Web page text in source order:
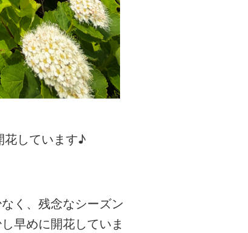
花しています♪
く、残念なシーズン
早めに開花していま